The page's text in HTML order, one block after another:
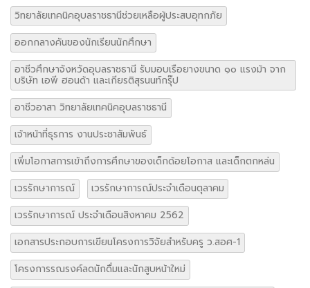
วิทยาลัยเทคนิคอุบลราชธานีช่วยเหลือผู้ประสบอุทกภัย
ออกกลางคันของนักเรียนนักศึกษา
อาชีวศึกษาจังหวัดอุบลราชธานี รับมอบเรือยางขนาด ๑๐ แรงม้า จาก
บริษัท เอพี ฮอนด้า และเกียรติสุรนนท์กรุ๊ป
อาชีวอาสา วิทยาลัยเทคนิคอุบลราชธานี
เจ้าหน้าที่ธุรการ งานประชาสัมพันธ์
เพิ่มโอกาสการเข้าถึงการศึกษาของเด็กด้อยโอกาส และเด็กตกหล่น
เวรรักษาการณ์
เวรรักษาการณ์ประจำเดือนตุลาคม
เวรรักษาการณ์ ประจำเดือนสิงหาคม 2562
เอกสารประกอบการเขียนโครงการวิจัยสำหรับครู ว.สอศ-1
โครงการรณรงค์ลดนักดื่มและนักสูบหน้าใหม่